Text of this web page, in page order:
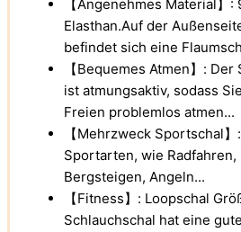
【Angenehmes Material】
Elasthan.Auf der
befindet sich eine
【Bequemes Atmen】:
ist atmungsaktiv, sodass
Freien problemlos atmen...
【Mehrzweck Sportschal
Sportarten, wie
Bergsteigen, Angeln...
【Fitness】: Loopschal
Schlauchschal hat eine